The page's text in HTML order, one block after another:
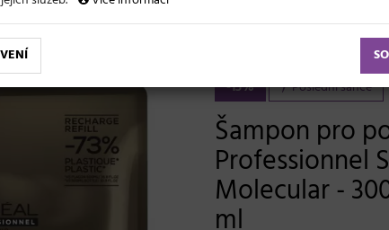
Šampon pro poškozené vlasy Loréal Professionnel Serie Expert Absolut Repair Molecular - 300 ml + náhradní
-15% Poslední šance
Šampon pro
Professionnel
Molecular -
ml